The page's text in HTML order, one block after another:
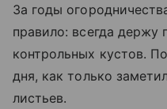
За годы
правило: всегда держу
контрольных кустов.
дня, как только
листьев.